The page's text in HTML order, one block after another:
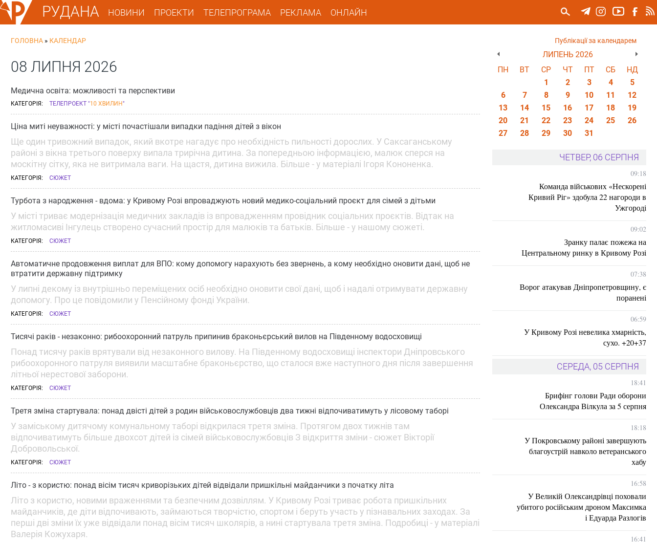
РУДАНА НОВИНИ ПРОЕКТИ ТЕЛЕПРОГРАМА РЕКЛАМА ОНЛАЙН
ГОЛОВНА » КАЛЕНДАР
08 ЛИПНЯ 2026
Медична освіта: можливості та перспективи
КАТЕГОРІЯ: ТЕЛЕПРОЕКТ "10 ХВИЛИН"
Ціна миті неуважності: у місті почастішали випадки падіння дітей з вікон
Ще один тривожний випадок, який вкотре нагадує про необхідність пильності дорослих. У Саксаганському
районі з вікна третього поверху випала трирічна дитина. За попередньою інформацією, малюк сперся на
москітну сітку, яка не витримала ваги. На щастя, дитина вижила. Більше - у матеріалі Ігоря Кононенка.
КАТЕГОРІЯ: СЮЖЕТ
Турбота з народження - вдома: у Кривому Розі впроваджують новий медико-соціальний проєкт для сімей з дітьми
У місті триває модернізація медичних закладів із впровадженням провідник соціальних проєктів. Відтак на
житломасиві Інгулець створено сучасний простір для малюків та батьків. Більше - у нашому сюжеті.
КАТЕГОРІЯ: СЮЖЕТ
Автоматичне продовження виплат для ВПО: кому допомогу нарахують без звернень, а кому необхідно оновити дані, щоб не
втратити державну підтримку
У липні декому із внутрішньо переміщених осіб необхідно оновити свої дані, щоб і надалі отримувати державну
допомогу. Про це повідомили у Пенсійному фонді України.
КАТЕГОРІЯ: СЮЖЕТ
Тисячі раків - незаконно: рибоохоронний патруль припинив браконьєрський вилов на Південному водосховищі
Понад тисячу раків врятували від незаконного вилову. На Південному водосховищі інспектори Дніпровського
рибоохоронного патруля виявили масштабне браконьєрство, що сталося вже наступного дня після завершення
літньої нерестової заборони.
КАТЕГОРІЯ: СЮЖЕТ
Третя зміна стартувала: понад двісті дітей з родин військовослужбовців два тижні відпочиватимуть у лісовому таборі
У заміському дитячому комунальному таборі відкрилася третя зміна. Протягом двох тижнів там
відпочиватимуть більше двохсот дітей із сімей військовослужбовців З відкриття зміни - сюжет Вікторії
Добровольської.
КАТЕГОРІЯ: СЮЖЕТ
Літо - з користю: понад вісім тисяч криворізьких дітей відвідали пришкільні майданчики з початку літа
Літо з користю, новими враженнями та безпечним дозвіллям. У Кривому Розі триває робота пришкільних
майданчиків, де діти відпочивають, займаються творчістю, спортом і беруть участь у пізнавальних заходах. За
перші дві зміни їх уже відвідали понад вісім тисяч школярів, а нині стартувала третя зміна. Подробиці - у матеріалі
Валерія Кожухаря.
Публікації за календарем
ЛИПЕНЬ 2026
ПН
ВТ СР ЧТ ПТ СБ
НД
1
2 3 4
5
6
7 8 9 10 11
12
13
14 15 16 17 18
19
20
21 22 23 24 25
26
27
28 29 30 31
ЧЕТВЕР, 06 СЕРПНЯ
09:18
Команда військових «Нескорені
Кривий Ріг» здобула 22 нагороди в
Ужгороді
09:02
Зранку палає пожежа на
Центральному ринку в Кривому Розі
07:38
Ворог атакував Дніпропетровщину, є
поранені
06:59
У Кривому Розі невелика хмарність,
сухо. +20+37
СЕРЕДА, 05 СЕРПНЯ
18:41
Брифінг голови Ради оборони
Олександра Вілкула за 5 серпня
18:18
У Покровському районі завершують
благоустрій навколо ветеранського
хабу
16:58
У Великій Олександрівці поховали
убитого російським дроном Максимка
і Едуарда Разлогів
16:41